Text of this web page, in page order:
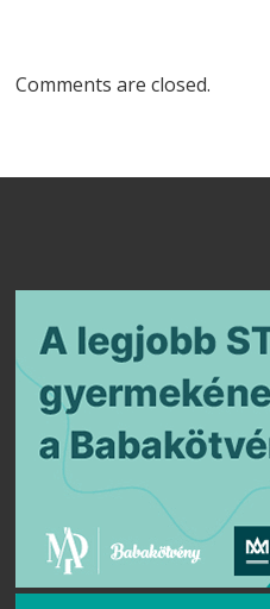
Comments are closed.